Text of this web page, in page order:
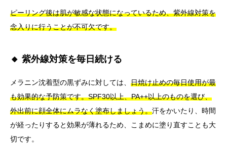
ピーリング後は肌が敏感な状態になっているため、紫外線対策を
念入りに行うことが不可欠です。
🔸 紫外線対策を毎日続ける
メラニン沈着型の黒ずみに対しては、 日焼け止めの毎日使用が最
も効果的な予防策です。SPF30以上、PA++以上のものを選び、
外出前に顔全体にムラなく塗布しましょう。汗をかいたり、時間
が経ったりすると効果が薄れるため、こまめに塗り直すことも大
切です。